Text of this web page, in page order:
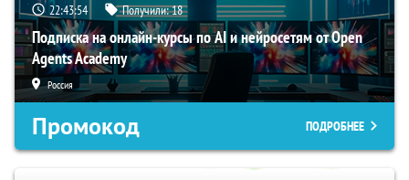
22:43:53 Получили:18
Подписка на онлайн-курсы по AI и нейросетям от Open
Agents Academy
Россия
Промокод ПОДРОБНЕЕ